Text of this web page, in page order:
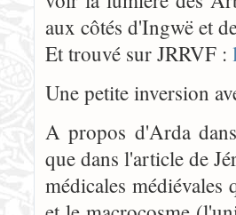
aux côtés d'Ingwë et
Et trouvé sur JRRVF :
Une petite inversion
A propos d'Arda
que dans l'article de
médicales